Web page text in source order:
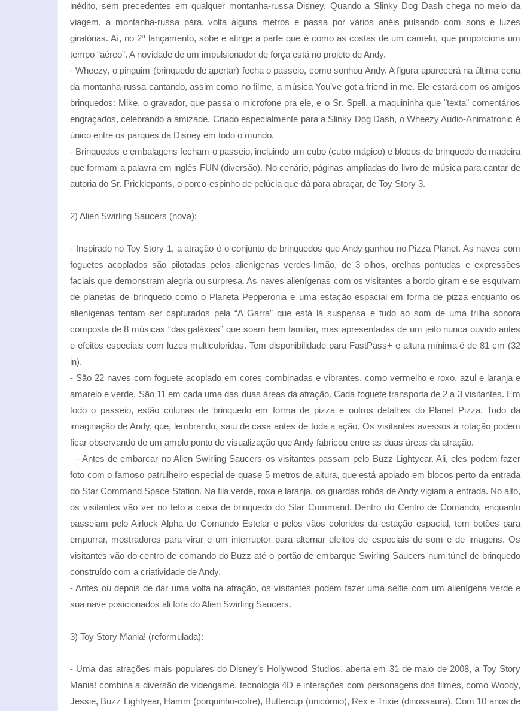
inédito, sem precedentes em qualquer montanha-russa Disney. Quando a Slinky Dog Dash chega no meio da
viagem, a montanha-russa pára, volta alguns metros e passa por vários anéis pulsando com sons e luzes
giratórias. Aí, no 2º lançamento, sobe e atinge a parte que é como as costas de um camelo, que proporciona um
tempo “aéreo”. A novidade de um impulsionador de força está no projeto de Andy.
- Wheezy, o pinguim (brinquedo de apertar) fecha o passeio, como sonhou Andy. A figura aparecerá na última cena
da montanha-russa cantando, assim como no filme, a música You’ve got a friend in me. Ele estará com os amigos
brinquedos: Mike, o gravador, que passa o microfone pra ele, e o Sr. Spell, a maquininha que "texta" comentários
engraçados, celebrando a amizade. Criado especialmente para a Slinky Dog Dash, o Wheezy Audio-Animatronic é
único entre os parques da Disney em todo o mundo.
- Brinquedos e embalagens fecham o passeio, incluindo um cubo (cubo mágico) e blocos de brinquedo de madeira
que formam a palavra em inglês FUN (diversão). No cenário, páginas ampliadas do livro de música para cantar de
autoria do Sr. Pricklepants, o porco-espinho de pelúcia que dá para abraçar, de Toy Story 3.
2) Alien Swirling Saucers (nova):
- Inspirado no Toy Story 1, a atração é o conjunto de brinquedos que Andy ganhou no Pizza Planet. As naves com
foguetes acoplados são pilotadas pelos alienígenas verdes-limão, de 3 olhos, orelhas pontudas e expressões
faciais que demonstram alegria ou surpresa. As naves alienígenas com os visitantes a bordo giram e se esquivam
de planetas de brinquedo como o Planeta Pepperonia e uma estação espacial em forma de pizza enquanto os
alienígenas tentam ser capturados pela “A Garra” que está lá suspensa e tudo ao som de uma trilha sonora
composta de 8 músicas “das galáxias” que soam bem familiar, mas apresentadas de um jeito nunca ouvido antes
e efeitos especiais com luzes multicoloridas. Tem disponibilidade para FastPass+ e altura mínima é de 81 cm (32
in).
- São 22 naves com foguete acoplado em cores combinadas e vibrantes, como vermelho e roxo, azul e laranja e
amarelo e verde. São 11 em cada uma das duas áreas da atração. Cada foguete transporta de 2 a 3 visitantes. Em
todo o passeio, estão colunas de brinquedo em forma de pizza e outros detalhes do Planet Pizza. Tudo da
imaginação de Andy, que, lembrando, saiu de casa antes de toda a ação. Os visitantes avessos à rotação podem
ficar observando de um amplo ponto de visualização que Andy fabricou entre as duas áreas da atração.
- Antes de embarcar no Alien Swirling Saucers os visitantes passam pelo Buzz Lightyear. Ali, eles podem fazer
foto com o famoso patrulheiro especial de quase 5 metros de altura, que está apoiado em blocos perto da entrada
do Star Command Space Station. Na fila verde, roxa e laranja, os guardas robôs de Andy vigiam a entrada. No alto,
os visitantes vão ver no teto a caixa de brinquedo do Star Command. Dentro do Centro de Comando, enquanto
passeiam pelo Airlock Alpha do Comando Estelar e pelos vãos coloridos da estação espacial, tem botões para
empurrar, mostradores para virar e um interruptor para alternar efeitos de especiais de som e de imagens. Os
visitantes vão do centro de comando do Buzz até o portão de embarque Swirling Saucers num túnel de brinquedo
construído com a criatividade de Andy.
- Antes ou depois de dar uma volta na atração, os visitantes podem fazer uma selfie com um alienígena verde e
sua nave posicionados ali fora do Alien Swirling Saucers.
3) Toy Story Mania! (reformulada):
- Uma das atrações mais populares do Disney’s Hollywood Studios, aberta em 31 de maio de 2008, a Toy Story
Mania! combina a diversão de videogame, tecnologia 4D e interações com personagens dos filmes, como Woody,
Jessie, Buzz Lightyear, Hamm (porquinho-cofre), Buttercup (unicórnio), Rex e Trixie (dinossaura). Com 10 anos de